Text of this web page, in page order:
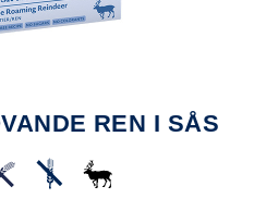
REN I SÅS